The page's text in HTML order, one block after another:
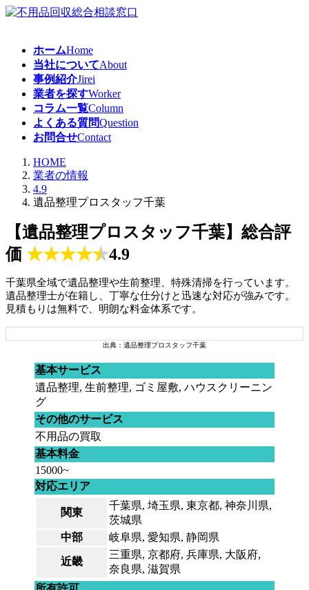
コ
ナ
ホームHome
当社についてAbout
事例紹介Jirei
業者を探すWorker
コラム一覧Column
よくある質問Question
お問合せContact
HOME
業者の情報
4.9
遺品整理プロスタッフ千葉
【遺品整理プロスタッフ千葉】総合評
価 ★★★★★4.9
千葉県全域で遺品整理や生前整理、特殊清掃を行っています。
遺品整理士が在籍し、丁寧な仕分けと迅速な対応が強みです。
見積もりは無料で、明朗な料金体系です。
出典：遺品整理プロスタッフ千葉
基本サービス
遺品整理, 生前整理, ゴミ屋敷, ハウスクリーニン
グ
その他のサービス
不用品の買取
基本料金
15000~
対応エリア
関東
千葉県, 埼玉県, 東京都, 神奈川県,
茨城県
中部
岐阜県, 愛知県, 静岡県
近畿
三重県, 京都府, 兵庫県, 大阪府,
奈良県, 滋賀県